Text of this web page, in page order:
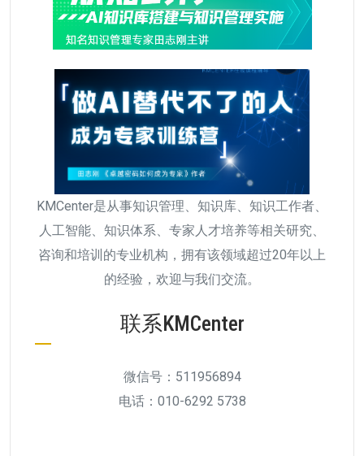
KMCenter是从事知识管理、知识库、知识工作者、
人工智能、知识体系、专家人才培养等相关研究、
咨询和培训的专业机构，拥有该领域超过20年以上
的经验，欢迎与我们交流。
联系KMCenter
微信号：511956894
电话：010-6292 5738